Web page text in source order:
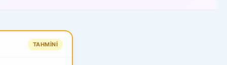
TAHMINI